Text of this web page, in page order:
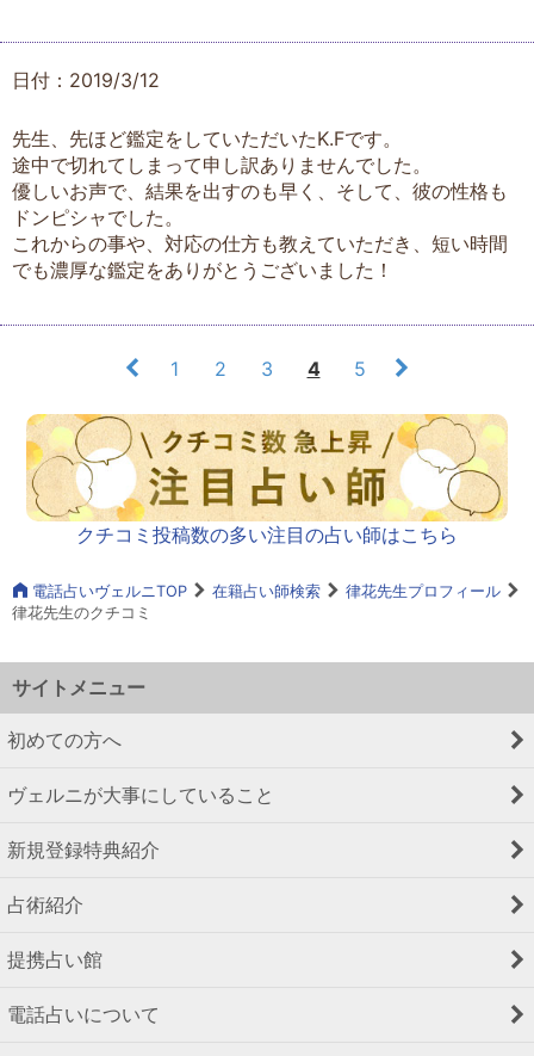
日付：2019/3/12
先生、先ほど鑑定をしていただいたK.Fです。
途中で切れてしまって申し訳ありませんでした。
優しいお声で、結果を出すのも早く、そして、彼の性格も
ドンピシャでした。
これからの事や、対応の仕方も教えていただき、短い時間
でも濃厚な鑑定をありがとうございました！
1 2 3 4 5
クチコミ投稿数の多い注目の占い師はこちら
電話占いヴェルニTOP 在籍占い師検索
律花先生プロフィール
律花先生のクチコミ
サイトメニュー
初めての方へ
ヴェルニが大事にしていること
新規登録特典紹介
占術紹介
提携占い館
電話占いについて